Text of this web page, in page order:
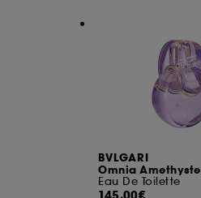
BVLGARI
Omnia Amethyste
Eau De Toilette